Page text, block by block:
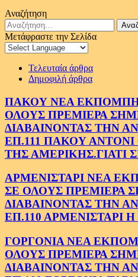
Αναζήτηση
Αναζήτηση
για:
Μετάφραστε την Σελίδα
Τελευταία άρθρα
Δημοφιλή άρθρα
ΠΑΚΟΥ ΝΕΑ
ΟΛΟΥΣ ΠΡΕΜΙΕΡΑ
ΔΙΑΒΑΙΝΟΝΤΑΣ ΤΗΝ
ΕΠ.111 ΠΑΚΟΥ
ΤΗΣ ΑΜΕΡΙΚΗΣ.ΓΙΑΤΙ
ΑΡΜΕΝΙΣΤΑΡΙ ΝΕΑ
ΣΕ ΟΛΟΥΣ ΠΡΕΜΙΕΡΑ
ΔΙΑΒΑΙΝΟΝΤΑΣ ΤΗΝ
ΕΠ.110 ΑΡΜΕΝΙΣΤΑΡΙ
ΓΟΡΓΟΝΙΑ ΝΕΑ
ΟΛΟΥΣ ΠΡΕΜΙΕΡΑ
ΔΙΑΒΑΙΝΟΝΤΑΣ ΤΗΝ